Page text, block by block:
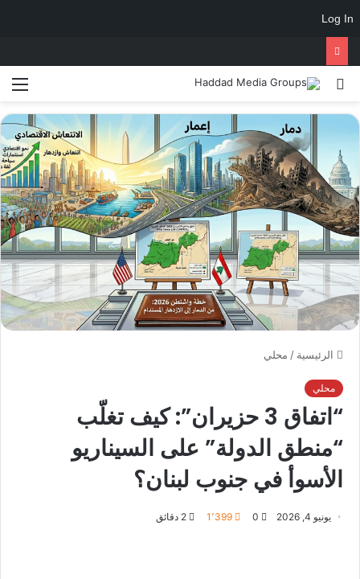
Log In
الرئيسية / محلي
محلي
“اتفاق 3 حزيران”: كيف تغلّب
“منطق الدولة” على السيناريو
الأسوأ في جنوب لبنان؟
يونيو 4, 2026 0 1٬399